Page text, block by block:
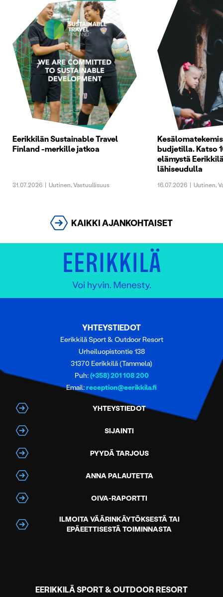
Eerikkilän Sustainable Travel
Finland -merkille jatkoa
31.07.2026 | Uutinen,Vastuullisuus
budjetilla. Katso
elämystä
lähiseudulla
16.07.2026 | Uutinen,
KAIKKI AJANKOHTAISET
YHTEYSTIEDOT
Eerikkilä Sport & Outdoor Resort
Urheiluopistontie 138
31370 Eerikkilä (Tammela)
Puh:(+358) 201 108 200
Email:reception@eerikkila.fi
YHTEYSTIEDOT
SIJAINTI
PYYDÄ TARJOUS
ANNA PALAUTETTA
OIVA-RAPORTTI
ILMOITA VÄÄRINKÄYTÖKSESTÄ TAI
EPÄEETTISESTÄ TOIMINNASTA
EERIKKILÄ SPORT & OUTDOOR RESORT